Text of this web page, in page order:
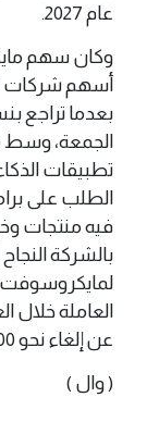
عام 2027.
وكان سهم
الجمعة، وسط
تطبيقات
الطلب على
فيه منتجات
بالشركة
العاملة خلال
عن إلغاء نحو 9000 وظيفة.
( وال )